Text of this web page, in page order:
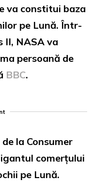
va constitui baza
pe Lună. Într-
II, NASA va
persoană de
BBC.
la Consumer
comerțului
pe Lună.